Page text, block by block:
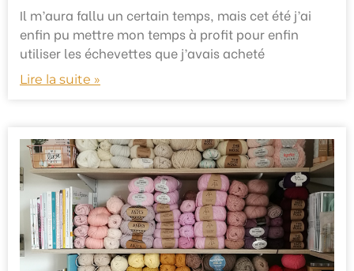
Il m’aura fallu un certain temps, mais cet été j’ai
enfin pu mettre mon temps à profit pour enfin
utiliser les échevettes que j’avais acheté
Lire la suite »